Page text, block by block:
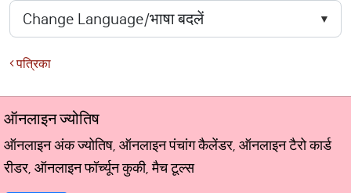
पत्रिका
ऑनलाइन ज्योतिष
ऑनलाइन अंक ज्योतिष, ऑनलाइन पंचांग कैलेंडर, ऑनलाइन टैरो कार्ड
रीडर, ऑनलाइन फॉर्च्यून कुकी, मैच टूल्स